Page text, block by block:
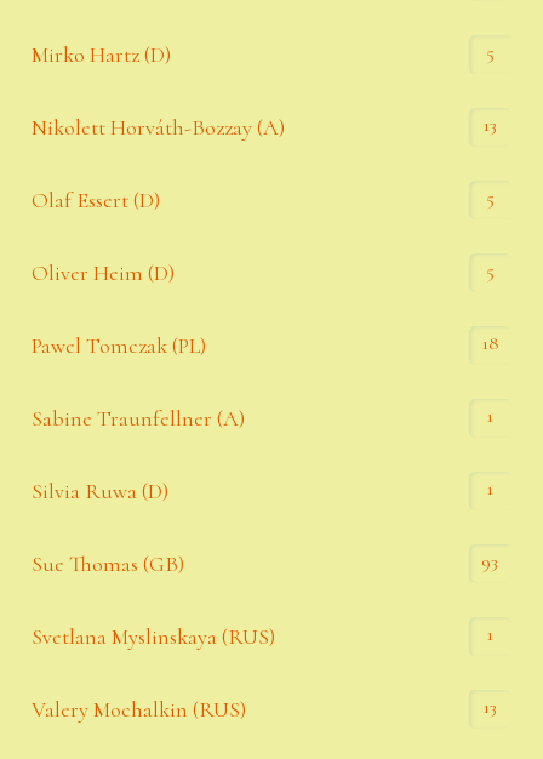
Mirko Hartz (D) 5
Nikolett Horváth-Bozzay (A) 13
Olaf Essert (D) 5
Oliver Heim (D) 5
Pawel Tomczak (PL) 18
Sabine Traunfellner (A) 1
Silvia Ruwa (D) 1
Sue Thomas (GB) 93
Svetlana Myslinskaya (RUS) 1
Valery Mochalkin (RUS) 13